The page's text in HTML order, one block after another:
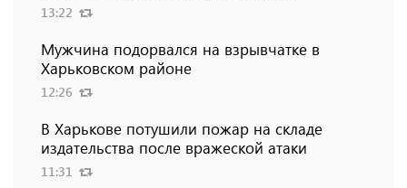
13:22
Мужчина подорвался на взрывчатке в
Харьковском районе
12:26
В Харькове потушили пожар на складе
издательства после вражеской атаки
11:31